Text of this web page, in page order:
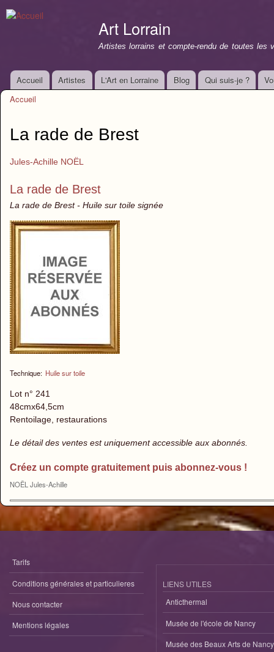
Art Lorrain
Artistes lorrains et compte-rendu de toutes les
Menu principal
Accueil Artistes L'Art en Lorraine Blog Qui suis-je ?
Accueil
La rade de Brest
Jules-Achille NOËL
La rade de Brest
La rade de Brest - Huile sur toile signée
Technique: Huile sur toile
Lot n° 241
48cmx64,5cm
Rentoilage, restaurations
Le détail des ventes est uniquement accessible aux abonnés.
Créez un compte gratuitement puis abonnez-vous !
NOËL Jules-Achille
Tarifs
Conditions générales et particulieres
Nous contacter
Mentions légales
LIENS UTILES
Anticthermal
Musée de l'école de Nancy
Musée des Beaux Arts de Nancy